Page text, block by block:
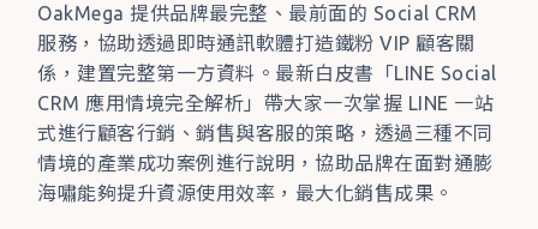
OakMega 提供品牌最完整、最前面的 Social CRM
服務，協助透過即時通訊軟體打造鐵粉 VIP 顧客關
係，建置完整第一方資料。最新白皮書「LINE Social
CRM 應用情境完全解析」帶大家一次掌握 LINE 一站
式進行顧客行銷、銷售與客服的策略，透過三種不同
情境的產業成功案例進行說明，協助品牌在面對通膨
海嘯能夠提升資源使用效率，最大化銷售成果。